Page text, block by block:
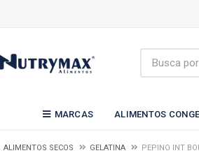
MARCAS ALIMENTOS
ALIMENTOS SECOS GELATINA PEPINO INT